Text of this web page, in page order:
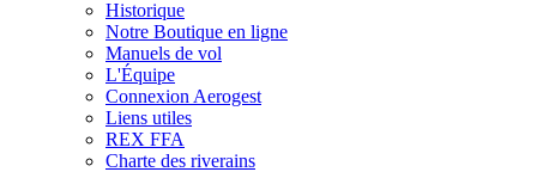
Historique
Notre Boutique en ligne
Manuels de vol
L'Équipe
Connexion Aerogest
Liens utiles
REX FFA
Charte des riverains